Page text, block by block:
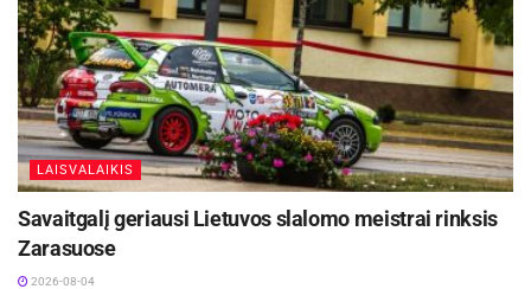
varžytis tarptautinėje arenoje. Jaunimui šios
varžybos buvo svarbi patirtis, kovojant su
stipriais Europos sportininkais.
LAISVALAIKIS
Savaitgalį geriausi Lietuvos slalomo meistrai rinksis
Zarasuose
2026-08-04